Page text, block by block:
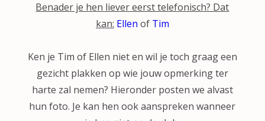
Benader je hen liever eerst telefonisch? Dat
kan: Ellen of Tim
Ken je Tim of Ellen niet en wil je toch graag een
gezicht plakken op wie jouw opmerking ter
harte zal nemen? Hieronder posten we alvast
hun foto. Je kan hen ook aanspreken wanneer